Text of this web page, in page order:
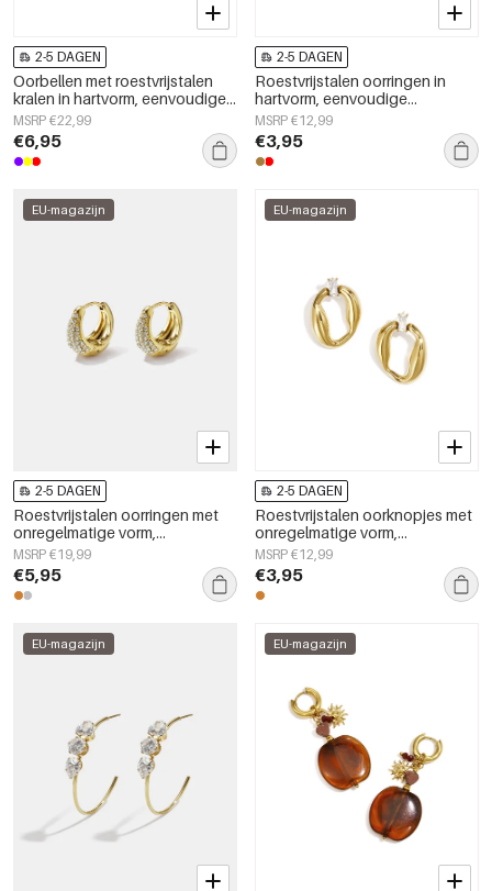
2-5 DAGEN
Oorbellen met roestvrijstalen
kralen in hartvorm, eenvoudige
dagelijkse serie voor dames.
MSRP €22,99
€6,95
2-5 DAGEN
Roestvrijstalen oorringen in
hartvorm, eenvoudige
dagelijkse serie, damessieraden
MSRP €12,99
€3,95
EU-magazijn
2-5 DAGEN
Roestvrijstalen oorringen met
onregelmatige vorm,
eenvoudige, alledaagse serie,
damessieraden
MSRP €19,99
€5,95
EU-magazijn
2-5 DAGEN
Roestvrijstalen oorknopjes met
onregelmatige vorm,
eenvoudige, alledaagse serie,
dames sieraden
MSRP €12,99
€3,95
EU-magazijn EU-magazijn